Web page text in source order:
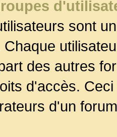
sont
des autres
d'accès.
d'un